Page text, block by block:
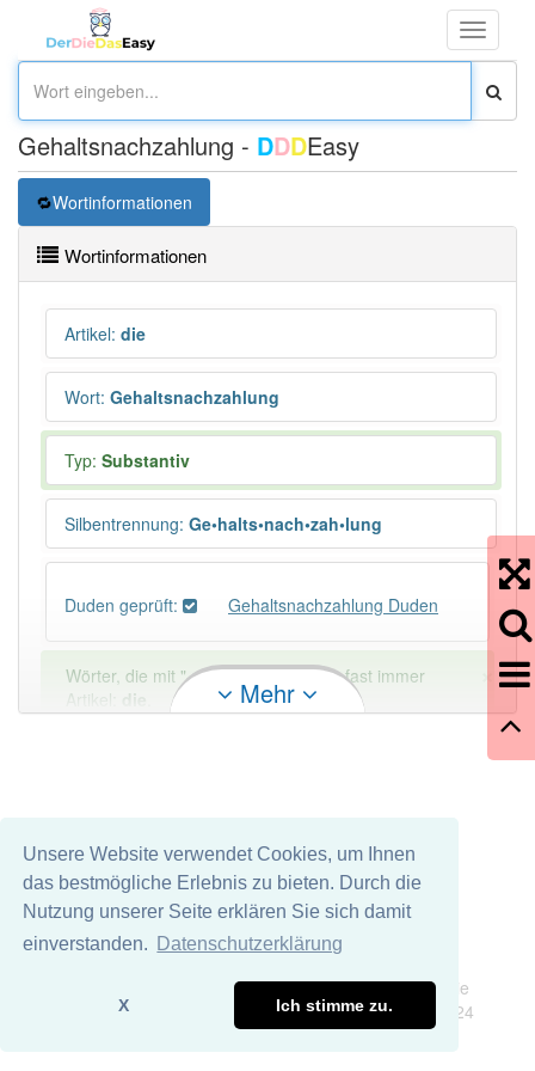
Unsere Website verwendet Cookies, um Ihnen
das bestmögliche Erlebnis zu bieten. Durch die
Nutzung unserer Seite erklären Sie sich damit
einverstanden.
Datenschutzerklärung
X Ich stimme zu.
Toggle
Gehaltsnachzahlung - DDDEasy
Wortinformationen
Wortinformationen
Artikel: die
Wort: Gehaltsnachzahlung
Typ: Substantiv
Silbentrennung: Ge•halts•nach•zah•lung
Duden geprüft: Gehaltsnachzahlung Duden
Wörter, die mit "-ung" enden, haben fast immer
Artikel:
die
DAS:2Ausnahmen Beispiele
PowerIndex:4
Häufigkeit: 2 von 10
Mehr
Wir übernehmen keine Garantie und keine Haftung für die
Richtigkeit und Vollständigkeit dieser Seite. DDDEasy 2024